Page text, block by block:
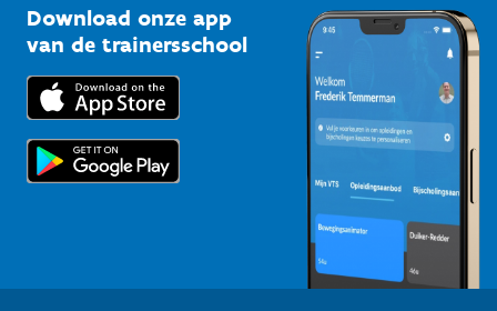
Bedrijven
Trainers en begeleiders
Topsporters
Kennisplatform
Downloads
Voor de pers
Download onze app
van de trainersschool